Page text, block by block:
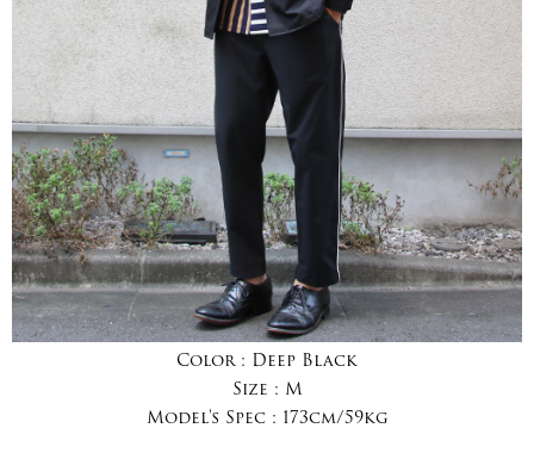
Color : Deep Black
Size : M
Model's Spec : 173cm/59kg